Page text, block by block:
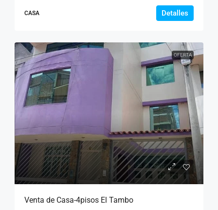
CASA Detalles
OFERTA
Venta de Casa-4pisos El Tambo